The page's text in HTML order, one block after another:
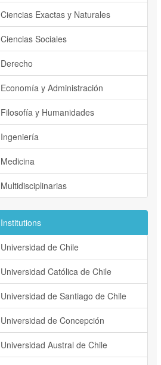
Ciencias Exactas y Naturales
Ciencias Sociales
Derecho
Economía y Administración
Filosofía y Humanidades
Ingeniería
Medicina
Multidisciplinarias
Institutions
Universidad de Chile
Universidad Católica de Chile
Universidad de Santiago de Chile
Universidad de Concepción
Universidad Austral de Chile